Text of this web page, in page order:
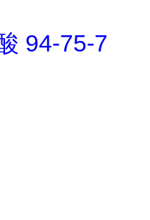
94-75-7